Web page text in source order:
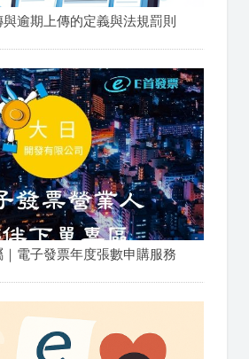
逾期上傳的定義與法規罰則
電子發票年度張數申購服務